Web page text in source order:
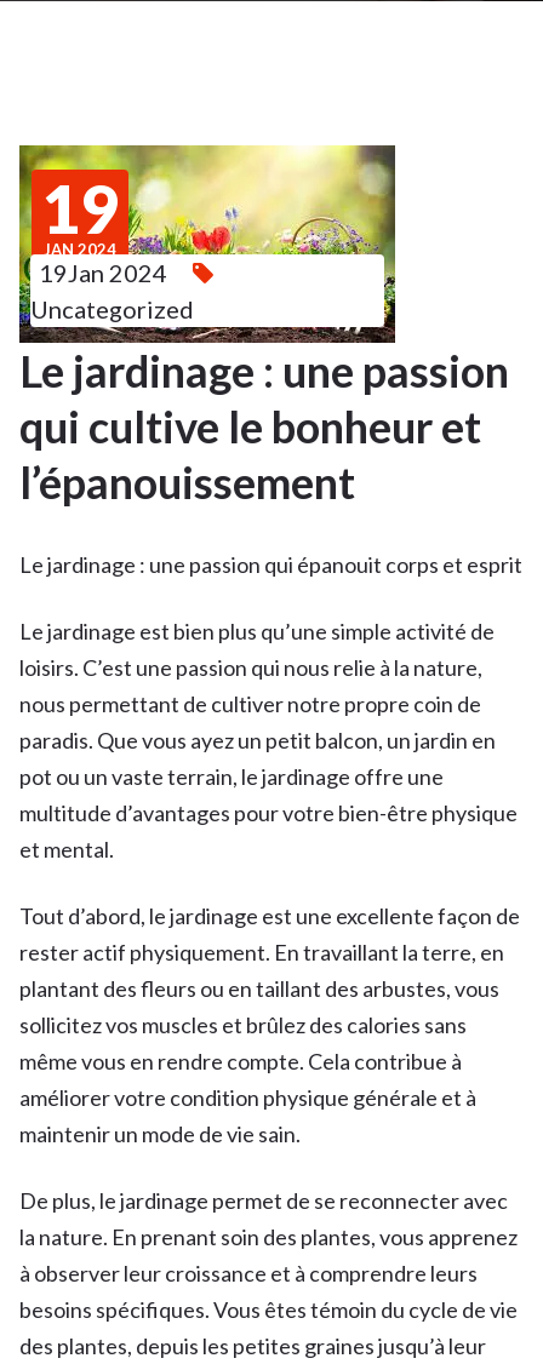
19
JAN 2024
19Jan 2024
Uncategorized
Le jardinage : une passion
qui cultive le bonheur et
l’épanouissement
Le jardinage : une passion qui épanouit corps et esprit
Le jardinage est bien plus qu’une simple activité de
loisirs. C’est une passion qui nous relie à la nature,
nous permettant de cultiver notre propre coin de
paradis. Que vous ayez un petit balcon, un jardin en
pot ou un vaste terrain, le jardinage offre une
multitude d’avantages pour votre bien-être physique
et mental.
Tout d’abord, le jardinage est une excellente façon de
rester actif physiquement. En travaillant la terre, en
plantant des fleurs ou en taillant des arbustes, vous
sollicitez vos muscles et brûlez des calories sans
même vous en rendre compte. Cela contribue à
améliorer votre condition physique générale et à
maintenir un mode de vie sain.
De plus, le jardinage permet de se reconnecter avec
la nature. En prenant soin des plantes, vous apprenez
à observer leur croissance et à comprendre leurs
besoins spécifiques. Vous êtes témoin du cycle de vie
des plantes, depuis les petites graines jusqu’à leur